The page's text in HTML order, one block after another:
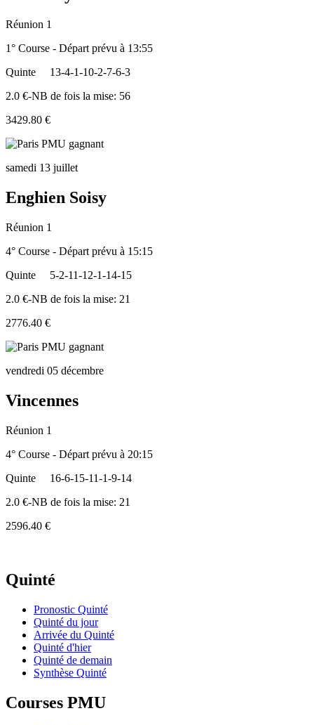
Réunion 1
1° Course - Départ prévu à 13:55
Quinte
13-4-1-10-2-7-6-3
2.0 €-NB de fois la mise: 56
3429.80 €
samedi 13 juillet
Enghien Soisy
Réunion 1
4° Course - Départ prévu à 15:15
Quinte
5-2-11-12-1-14-15
2.0 €-NB de fois la mise: 21
2776.40 €
vendredi 05 décembre
Vincennes
Réunion 1
4° Course - Départ prévu à 20:15
Quinte
16-6-15-11-1-9-14
2.0 €-NB de fois la mise: 21
2596.40 €
Quinté
Pronostic Quinté
Quinté du jour
Arrivée du Quinté
Quinté d'hier
Quinté de demain
Synthèse Quinté
Courses PMU